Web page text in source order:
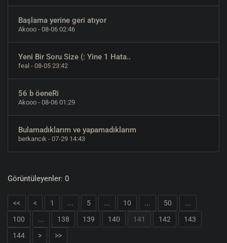
Başlama yerine geri atıyor
Akooo - 08-06 02:46
Yeni Bir Soru Size (: Yine 1 Hata..
feal - 08-05 23:42
56 b öeneRi
Akooo - 08-06 01:29
Bulamadıklarım ve yapamadıklarım
berkancık - 07-29 14:43
Görüntüleyenler: 0
<< < 1 ... 5 ... 10 ... 50
...
100
... 138 139 140 141 142
143
144
> >>